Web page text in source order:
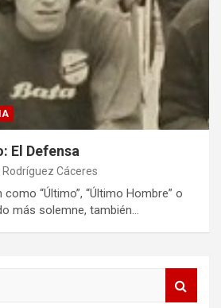
El Defensa
Cáceres
“Último”, “Último Hombre” o
más solemne, también…